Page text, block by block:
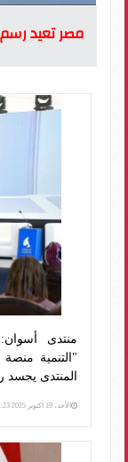
مصر تعيد رسم
منتدى
"التنمية
المنتدى يجسد
الأحد، 19 أكتوبر 2025 01:23 م